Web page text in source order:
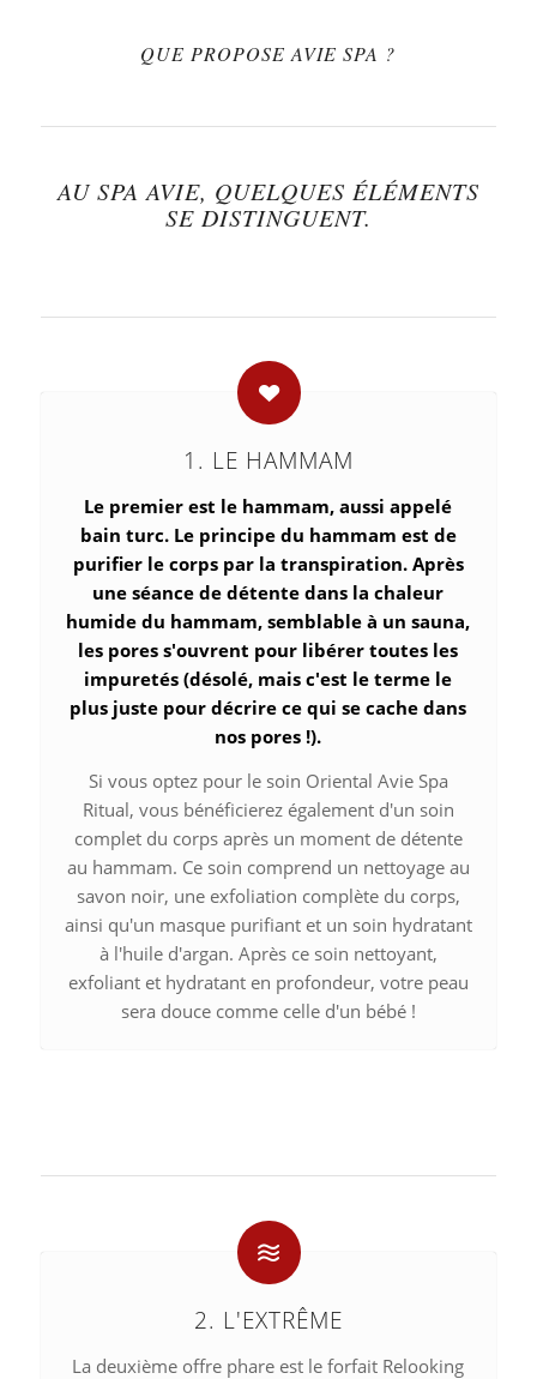
QUE PROPOSE AVIE SPA ?
AU SPA AVIE, QUELQUES ÉLÉMENTS
SE DISTINGUENT.
1. LE HAMMAM
Le premier est le hammam, aussi appelé
bain turc. Le principe du hammam est de
purifier le corps par la transpiration. Après
une séance de détente dans la chaleur
humide du hammam, semblable à un sauna,
les pores s'ouvrent pour libérer toutes les
impuretés (désolé, mais c'est le terme le
plus juste pour décrire ce qui se cache dans
nos pores !).
Si vous optez pour le soin Oriental Avie Spa
Ritual, vous bénéficierez également d'un soin
complet du corps après un moment de détente
au hammam. Ce soin comprend un nettoyage au
savon noir, une exfoliation complète du corps,
ainsi qu'un masque purifiant et un soin hydratant
à l'huile d'argan. Après ce soin nettoyant,
exfoliant et hydratant en profondeur, votre peau
sera douce comme celle d'un bébé !
2. L'EXTRÊME
La deuxième offre phare est le forfait Relooking